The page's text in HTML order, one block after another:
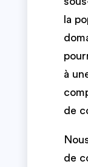
la
à
de
de